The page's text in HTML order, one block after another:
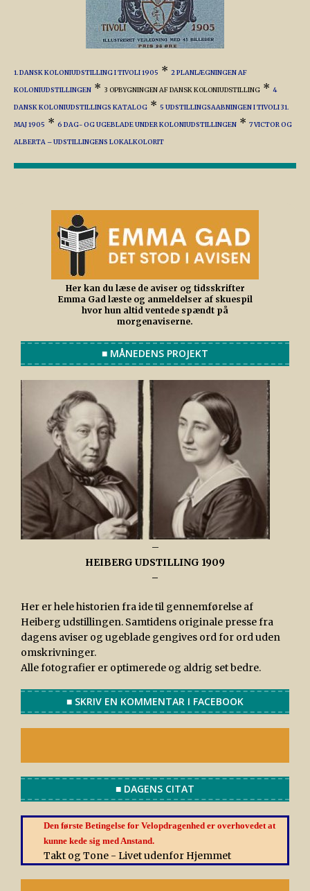
1. DANSK KOLONIUDSTILLING I TIVOLI 1905 * 2 PLANLÆGNINGEN AF
KOLONIUDSTILLINGEN * 3 OPBYGNINGEN AF DANSK KOLONIUDSTILLING * 4
DANSK KOLONIUDSTILLINGS KATALOG * 5 UDSTILLINGSAABNINGEN I TIVOLI 31.
MAJ 1905 * 6 DAG- OG UGEBLADE UNDER KOLONIUDSTILLINGEN * 7 VICTOR OG
ALBERTA – UDSTILLINGENS LOKALKOLORIT
Her kan du læse de aviser og tidsskrifter
Emma Gad læste og anmeldelser af skuespil
hvor hun altid ventede spændt på
morgenaviserne.
■ MÅNEDENS PROJEKT
–
HEIBERG UDSTILLING 1909
–
Her er hele historien fra ide til gennemførelse af
Heiberg udstillingen. Samtidens originale presse fra
dagens aviser og ugeblade gengives ord for ord uden
omskrivninger.
Alle fotografier er optimerede og aldrig set bedre.
■ SKRIV EN KOMMENTAR I FACEBOOK
■ DAGENS CITAT
Den første Betingelse for Velopdragenhed er overhovedet at
kunne kede sig med Anstand.
Takt og Tone - Livet udenfor Hjemmet